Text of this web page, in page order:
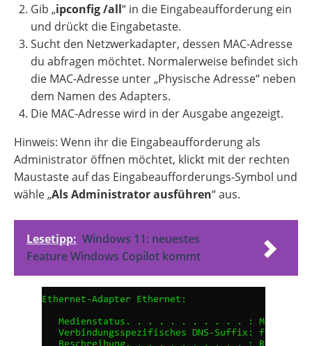
Gib „ipconfig /all“ in die Eingabeaufforderung ein
und drückt die Eingabetaste.
Sucht den Netzwerkadapter, dessen MAC-Adresse
du abfragen möchtet. Normalerweise befindet sich
die MAC-Adresse unter „Physische Adresse“ neben
dem Namen des Adapters.
Die MAC-Adresse wird in der Ausgabe angezeigt.
Hinweis: Wenn ihr die Eingabeaufforderung als
Administrator öffnen möchtet, klickt mit der rechten
Maustaste auf das Eingabeaufforderungs-Symbol und
wähle „Als Administrator ausführen“ aus.
Lesetipp: Windows 11: neuestes
Feature Windows Copilot kommt